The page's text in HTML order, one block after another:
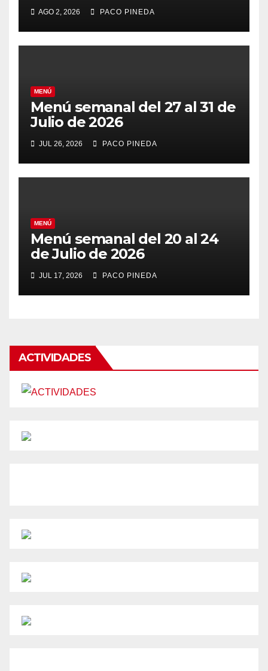
AGO 2, 2026 PACO PINEDA
MENÚ
Menú semanal del 27 al 31 de
Julio de 2026
JUL 26, 2026 PACO PINEDA
MENÚ
Menú semanal del 20 al 24
de Julio de 2026
JUL 17, 2026 PACO PINEDA
ACTIVIDADES